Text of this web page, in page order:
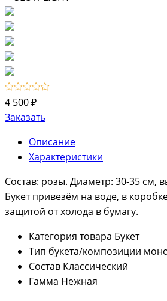
4 500 ₽
Заказать
Описание
Характеристики
Состав: розы. Диаметр: 30-35 см,
Букет привезём на воде, в
защитой от холода в бумагу.
Категория товара Букет
Тип букета/композиции
Состав Классический
Гамма Нежная